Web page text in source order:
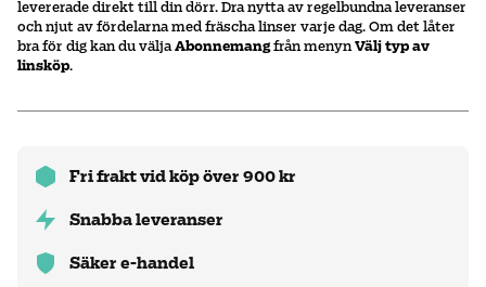
levererade direkt till din dörr. Dra nytta av regelbundna leveranser
och njut av fördelarna med fräscha linser varje dag. Om det låter
bra för dig kan du välja Abonnemang från menyn Välj typ av
linsköp.
Fri frakt vid köp över 900 kr
Snabba leveranser
Säker e-handel